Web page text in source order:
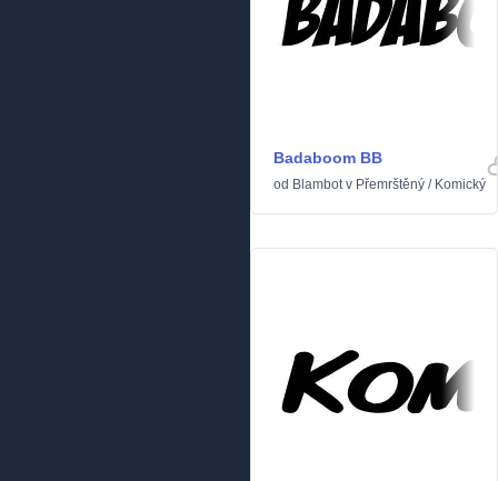
Badaboom BB
od Blambotv Přemrštěný / Komický